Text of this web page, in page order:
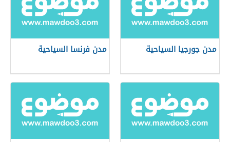
مدن جورجيا السياحية مدن فرنسا السياحية